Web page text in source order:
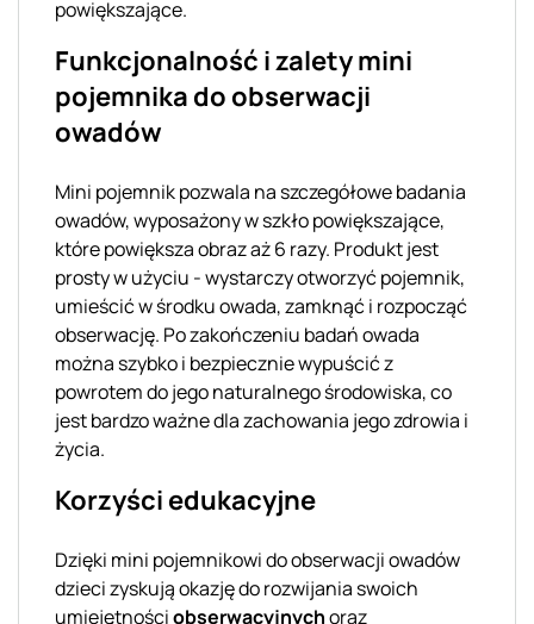
powiększające.
Funkcjonalność i zalety mini
pojemnika do obserwacji
owadów
Mini pojemnik pozwala na szczegółowe badania
owadów, wyposażony w szkło powiększające,
które powiększa obraz aż 6 razy. Produkt jest
prosty w użyciu - wystarczy otworzyć pojemnik,
umieścić w środku owada, zamknąć i rozpocząć
obserwację. Po zakończeniu badań owada
można szybko i bezpiecznie wypuścić z
powrotem do jego naturalnego środowiska, co
jest bardzo ważne dla zachowania jego zdrowia i
życia.
Korzyści edukacyjne
Dzięki mini pojemnikowi do obserwacji owadów
dzieci zyskują okazję do rozwijania swoich
umiejętnościobserwacyjnychoraz